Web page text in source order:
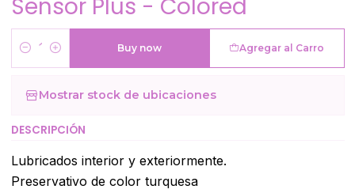
Sensor Plus - Colored
Cantidad
Agregar al Carro
Buy now
Mostrar stock de ubicaciones
DESCRIPCIÓN
Lubricados interior y exteriormente.
Preservativo de color turquesa